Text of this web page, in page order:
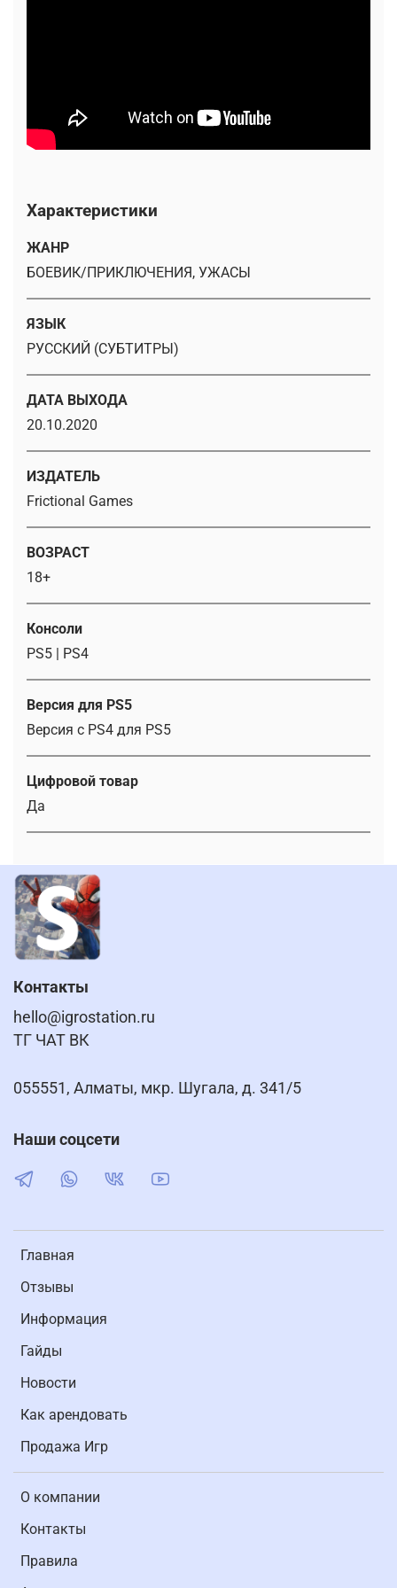
Характеристики
ЖАНР
БОЕВИК/ПРИКЛЮЧЕНИЯ, УЖАСЫ
ЯЗЫК
РУССКИЙ (СУБТИТРЫ)
ДАТА ВЫХОДА
20.10.2020
ИЗДАТЕЛЬ
Frictional Games
ВОЗРАСТ
18+
Консоли
PS5 | PS4
Версия для PS5
Версия с PS4 для PS5
Цифровой товар
Да
Главная
Отзывы
Информация
Гайды
Новости
Как арендовать
Продажа Игр
О компании
Контакты
Правила
Контакты
hello@igrostation.ru
ТГ ЧАТ ВК
055551, Алматы, мкр. Шугала, д. 341/5
Наши соцсети